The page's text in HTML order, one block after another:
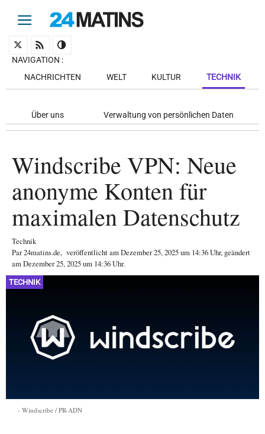
NAVIGATION :
NACHRICHTEN
WELT KULTUR TECHNIK
Über uns Verwaltung von persönlichen Daten
Windscribe VPN: Neue
anonyme Konten für
maximalen Datenschutz
Technik
Par24matins.de, veröffentlicht amDezember 25, 2025um 14:36 Uhr, geändert
am Dezember 25, 2025 um 14:36 Uhr.
TECHNIK
Windscribe / PR-ADN